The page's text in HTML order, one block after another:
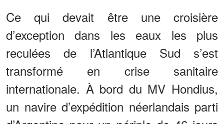
Ce qui devait être une croisière
d’exception dans les eaux les plus
reculées de l’Atlantique Sud s’est
transformé en crise sanitaire
internationale. À bord du MV Hondius,
un navire d’expédition néerlandais parti